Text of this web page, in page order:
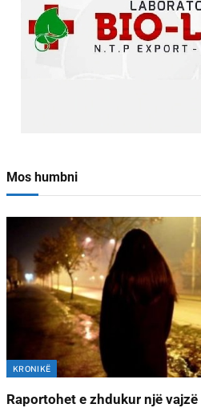
Mos humbni
KRONIKË
Raportohet e zhdukur një vajzë